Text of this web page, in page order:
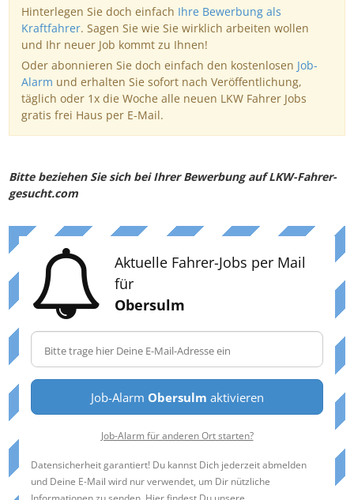
Hinterlegen Sie doch einfach Ihre Bewerbung als
Kraftfahrer. Sagen Sie wie Sie wirklich arbeiten wollen
und Ihr neuer Job kommt zu Ihnen!
Oder abonnieren Sie doch einfach den kostenlosen Job-
Alarm und erhalten Sie sofort nach Veröffentlichung,
täglich oder 1x die Woche alle neuen LKW Fahrer Jobs
gratis frei Haus per E-Mail.
Bitte beziehen Sie sich bei Ihrer Bewerbung auf LKW-Fahrer-
gesucht.com
Aktuelle Fahrer-Jobs per Mail
für
Obersulm
Job-Alarm Obersulm aktivieren
Job-Alarm für anderen Ort starten?
Datensicherheit garantiert! Du kannst Dich jederzeit abmelden
und Deine E-Mail wird nur verwendet, um Dir nützliche